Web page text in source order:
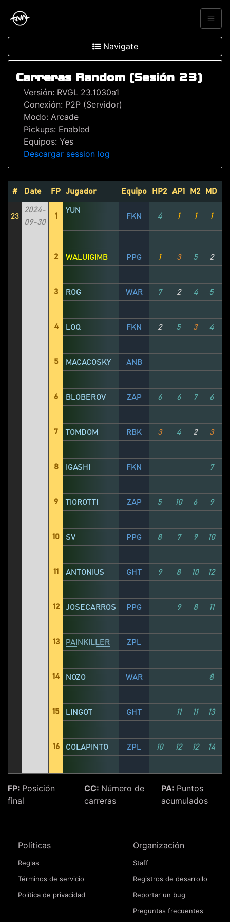
Navigate
Carreras Random (Sesión 23)
Versión: RVGL 23.1030a1
Conexión: P2P (Servidor)
Modo: Arcade
Pickups: Enabled
Equipos: Yes
Descargar session log
# Date FP Jugador Equipo HP2 AP1 M2 MD
23
2024-
09-30
1
YUN
FKN 4 1 1 1
2 WALUIGIMB PPG 1 3 5 2
3 ROG WAR 7 2 4 5
4 LOQ FKN 2 5 3 4
5 MACACOSKY ANB
6 BLOBEROV ZAP 6 6 7 6
7 TOMDOM RBK 3 4 2 3
8 IGASHI FKN 7
9 TIOROTTI ZAP 5 10 6 9
10 SV PPG 8 7 9 10
11 ANTONIUS GHT 9 8 10 12
12 JOSECARROS PPG 9 8 11
13 PAINKILLER ZPL
14 NOZO WAR 8
15 LINGOT GHT 11 11 13
16 COLAPINTO ZPL 10 12 12 14
FP: Posición
final
CC: Número de
carreras
PA: Puntos
acumulados
Políticas
Reglas
Términos de servicio
Política de privacidad
Organización
Staff
Registros de desarrollo
Reportar un bug
Preguntas frecuentes